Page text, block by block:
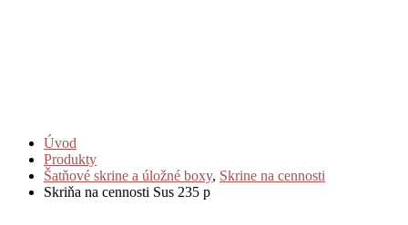
Úvod
Produkty
Šatňové skrine a úložné boxy, Skrine na cennosti
Skriňa na cennosti Sus 235 p